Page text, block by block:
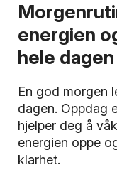
energien
hele dagen
En god morgen
dagen. Oppdag
hjelper deg å
energien oppe
klarhet.